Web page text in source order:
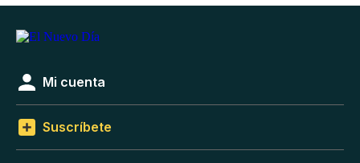
Mi cuenta
Suscríbete